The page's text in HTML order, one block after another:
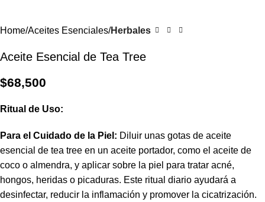
Home Aceites Esenciales Herbales
Aceite Esencial de Tea Tree
$68,500
Ritual de Uso:
Para el Cuidado de la Piel: Diluir unas gotas de aceite
esencial de tea tree en un aceite portador, como el aceite de
coco o almendra, y aplicar sobre la piel para tratar acné,
hongos, heridas o picaduras. Este ritual diario ayudará a
desinfectar, reducir la inflamación y promover la cicatrización.